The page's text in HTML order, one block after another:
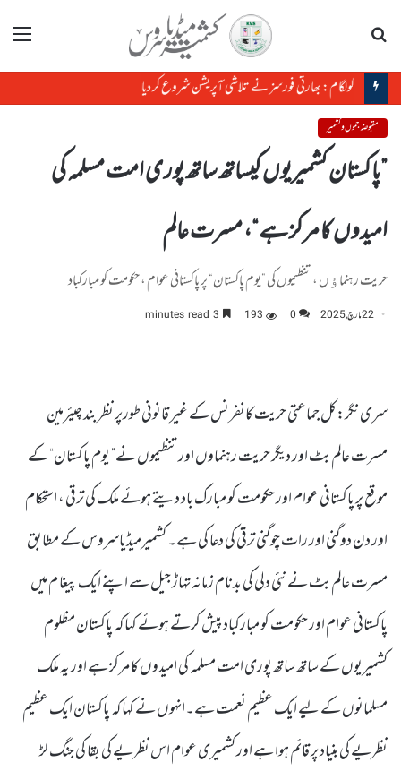
مینو
کولگام: بھارتی فورسز نے تلاشی آپریشن شروع کر دیا
مقبوضہ جموں و کشمیر
”پاکستان کشمیریوں کیساتھ ساتھ پوری امت مسلمہ کی
امیدوں کا مرکز ہے“، مسرت عالم
حریت رہنماﺅں ، تنظیموں کی ”یوم پاکستان“ پر پاکستانی عوام ، حکومت کو مبارکباد
22 مارچ, 2025 0
193
سری نگر:کل جماعتی حریت کانفرنس کے غیر قانونی طورپر نظر بند چیئرمین
مسرت عالم بٹ اور دیگر حریت رہنماوں اور تنظیموں نے” یوم پاکستان“ کے
موقع پر پاکستانی عوام اور حکومت کو مبارک باد دیتے ہوئے ملک کی ترقی ، استحکام
اور دن دوگنی اور رات چوگنی ترقی کی دعا کی ہے۔ کشمیرمیڈیاسروس کے مطابق
مسرت عالم بٹ نے نئی دلی کی بدنام زمانہ تہاڑ جیل سے اپنے ایک پیغا م میں
پاکستانی عوام اور حکومت کو مبارکباد پیش کرتے ہوئے کہا کہ پاکستان مظلوم
کشمیریوں کے ساتھ ساتھ پوری امت مسلمہ کی امیدوں کا مرکز ہے اور یہ ملک
مسلمانوں کے لیے ایک عظیم نعمت ہے۔انہوں نے کہا کہ پاکستان ایک عظیم
نظریے کی بنیاد پر قائم ہوا ہے اور کشمیری عوام اس نظریے کی بقا کی جنگ لڑ